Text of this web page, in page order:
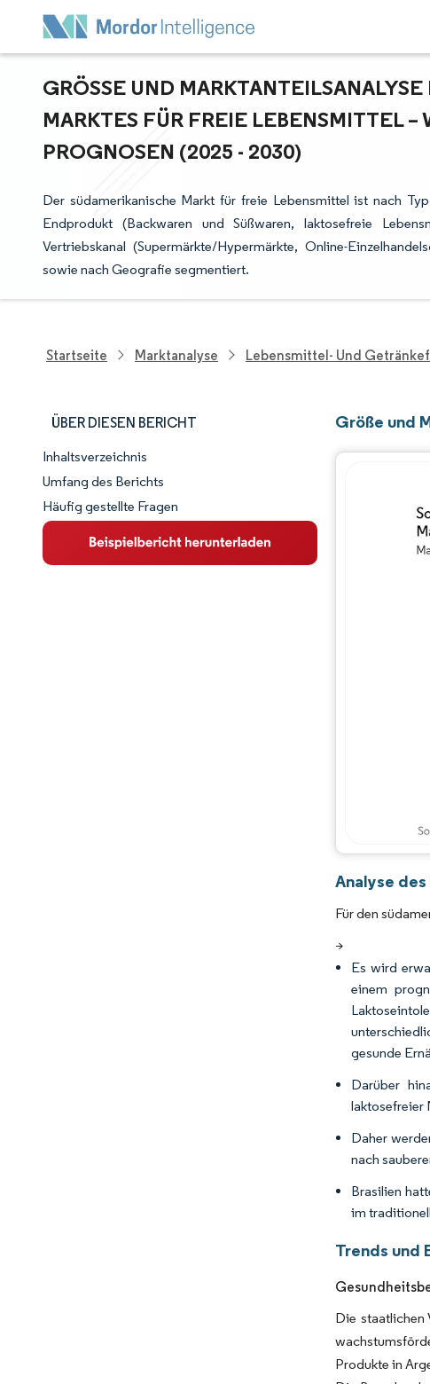
GRÖSSE UND MARKTANTEILSANALYSE
ARKTES FÜR FREIE LEBENSMITTEL –
ROGNOSEN (2025 - 2030)
Der südamerikanische Markt für freie Lebensmittel ist nach
Endprodukt (Backwaren und Süßwaren, laktosefreie
Vertriebskanal (Supermärkte/Hypermärkte, Online-
sowie nach Geografie segmentiert.
Startseite Marktanalyse Lebensmittel- Und
ÜBER DIESEN BERICHT
Marktschnappschuss
Marktübersicht
Wichtige Markttrends
Inhaltsverzeichnis
Umfang des Berichts
Häufig gestellte Fragen
Größe und
Analyse
Für den
>
Es wird
einem
gesunde
Darüber
laktosefreier
Daher
nach
Brasilien
im
Trends und
Die staatlichen
Produkte in